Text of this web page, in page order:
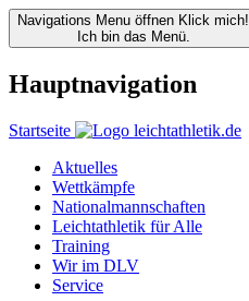
Navigations Menu öffnen Klick mich!
Ich bin das Menü.
Hauptnavigation
Startseite
Aktuelles
Wettkämpfe
Nationalmannschaften
Leichtathletik für Alle
Training
Wir im DLV
Service